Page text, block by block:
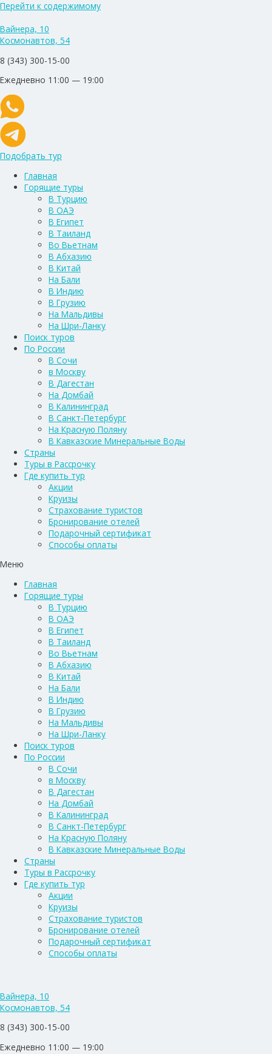
Перейти к содержимому
Вайнера, 10
Космонавтов, 54
8 (343) 300-15-00
Ежедневно 11:00 — 19:00
Подобрать тур
Главная
Горящие туры
В Турцию
В ОАЭ
В Египет
В Таиланд
Во Вьетнам
В Абхазию
В Китай
На Бали
В Индию
В Грузию
На Мальдивы
На Шри-Ланку
Поиск туров
По России
В Сочи
в Москву
В Дагестан
На Домбай
В Калининград
В Санкт-Петербург
На Красную Поляну
В Кавказские Минеральные Воды
Страны
Туры в Рассрочку
Где купить тур
Акции
Круизы
Страхование туристов
Бронирование отелей
Подарочный сертификат
Способы оплаты
Меню
Главная
Горящие туры
В Турцию
В ОАЭ
В Египет
В Таиланд
Во Вьетнам
В Абхазию
В Китай
На Бали
В Индию
В Грузию
На Мальдивы
На Шри-Ланку
Поиск туров
По России
В Сочи
в Москву
В Дагестан
На Домбай
В Калининград
В Санкт-Петербург
На Красную Поляну
В Кавказские Минеральные Воды
Страны
Туры в Рассрочку
Где купить тур
Акции
Круизы
Страхование туристов
Бронирование отелей
Подарочный сертификат
Способы оплаты
Вайнера, 10
Космонавтов, 54
8 (343) 300-15-00
Ежедневно 11:00 — 19:00